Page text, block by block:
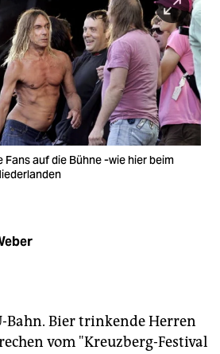
auf die Bühne -wie hier beim
Bahn. Bier trinkende Herren
vom "Kreuzberg-Festival